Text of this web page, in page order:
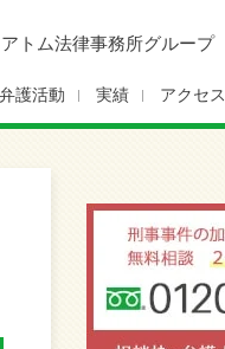
アトム法律事務所グループ
弁護活動 実績 アクセス